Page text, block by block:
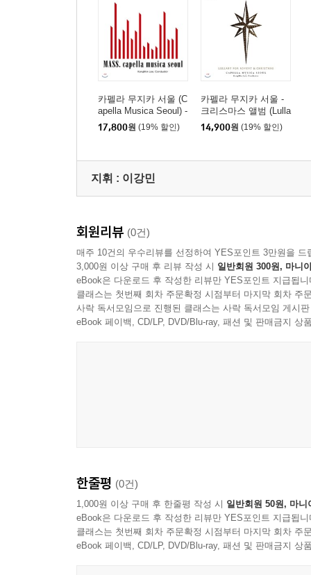
카펠라 무지카 서울 (C
apella Musica Seoul) -
미사 (Mass)
17,800원 (19% 할인)
카펠라 무지카 서울 -
크리스마스 앨범 (Lulla
by For Advent & Christ
mas)
14,900원 (19% 할인)
지휘 : 이강민
회원리뷰 (0건)
매주 10건의 우수리뷰를 선정하여 YES포인트 3만원을 드
3,000원 이상 구매 후 리뷰 작성 시 일반회원 300원, 마니
eBook은 다운로드 후 작성한 리뷰만 YES포인트 지급됩니
클래스는 첫번째 회차 주문확정 시점부터 마지막 회차 주
사락 독서모임으로 진행된 클래스는 사락 독서모임 게시
eBook 페이백, CD/LP, DVD/Blu-ray, 패션 및 판매금지 상
한줄평 (0건)
1,000원 이상 구매 후 한줄평 작성 시 일반회원 50원, 마니
eBook은 다운로드 후 작성한 리뷰만 YES포인트 지급됩니
클래스는 첫번째 회차 주문확정 시점부터 마지막 회차 주
eBook 페이백, CD/LP, DVD/Blu-ray, 패션 및 판매금지 상